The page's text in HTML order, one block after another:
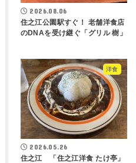
2026.08.06
住之江公園駅すぐ！ 老舗洋食店
のDNAを受け継ぐ「グリル 樹」
洋食
2026.05.26
住之江 「住之江洋食 たけ亭」